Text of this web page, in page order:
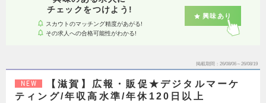
チェックをつけよう!
スカウトのマッチング精度があがる!
その求人への合格可能性がわかる!
興味あり
掲載期間 26/08/06～26/08/19
NEW
【滋賀】広報・販促★デジタルマーケ
ティング/年収高水準/年休120日以上